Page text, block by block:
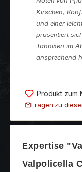
Kirschen,
und einer
präsentiert
Tanninen im
ansprechend
Produkt zum
Fragen zu
Expertise
Valpolicella